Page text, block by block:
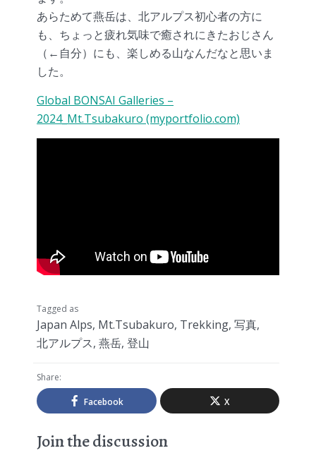
あらためて燕岳は、北アルプス初心者の方に
も、ちょっと疲れ気味で癒されにきたおじさん
（←自分）にも、楽しめる山なんだなと思いま
した。
Global BONSAI Galleries –
2024_Mt.Tsubakuro (myportfolio.com)
Tagged as
Japan Alps, Mt.Tsubakuro, Trekking, 写真,
北アルプス, 燕岳, 登山
Share:
Facebook X
Join the discussion